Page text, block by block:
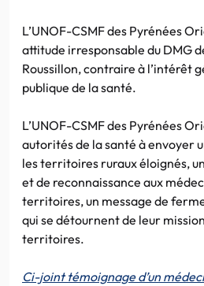
L’UNOF-CSMF des Pyrénées
attitude irresponsable du DMG
Roussillon, contraire à l’intérêt
publique de la santé.
L’UNOF-CSMF des Pyrénées
autorités de la santé à envoyer
les territoires ruraux éloignés,
et de reconnaissance aux
territoires, un message de
qui se détournent de leur
territoires.
Ci-joint témoignage d’un